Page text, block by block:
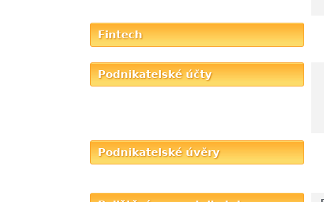
Fintech
Podnikatelské účty
Podnikatelské úvěry